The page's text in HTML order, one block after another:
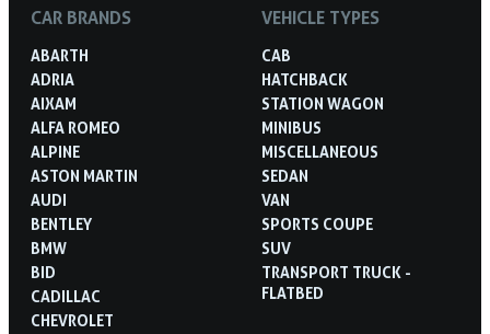
CAR BRANDS
ABARTH
ADRIA
AIXAM
ALFA ROMEO
ALPINE
ASTON MARTIN
AUDI
BENTLEY
BMW
BID
CADILLAC
CHEVROLET
VEHICLE TYPES
CAB
HATCHBACK
STATION WAGON
MINIBUS
MISCELLANEOUS
SEDAN
VAN
SPORTS COUPE
SUV
TRANSPORT TRUCK -
FLATBED